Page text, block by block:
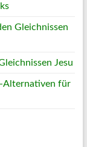
Gleichnissen
Jesu
Alternativen für